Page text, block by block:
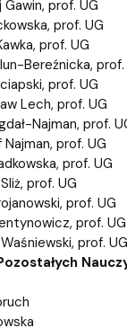
prof. UG
prof. UG
prof. UG
Bereźnicka, prof.
prof. UG
Lech, prof. UG
Najman, prof.
prof. UG
prof. UG
prof. UG
prof. UG
prof. UG
prof. UG